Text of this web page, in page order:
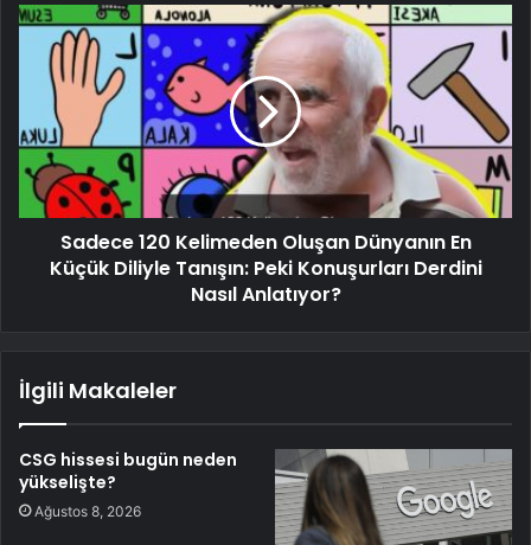
Sadece 120 Kelimeden Oluşan Dünyanın En
Küçük Diliyle Tanışın: Peki Konuşurları Derdini
Nasıl Anlatıyor?
İlgili Makaleler
CSG hissesi bugün neden
yükselişte?
Ağustos 8, 2026